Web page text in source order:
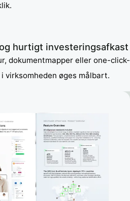
hurtigt investeringsafkast
dokumentmapper eller one-click-
virksomheden øges målbart.